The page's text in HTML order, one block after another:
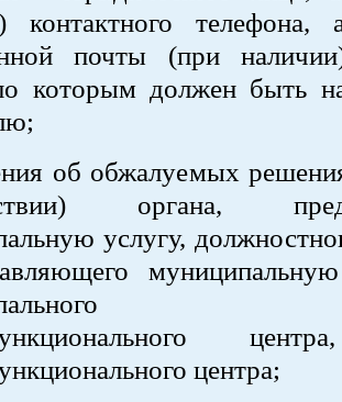
контактного телефона,
почты (при
которым должен быть
об обжалуемых
органа,
услугу,
центра;